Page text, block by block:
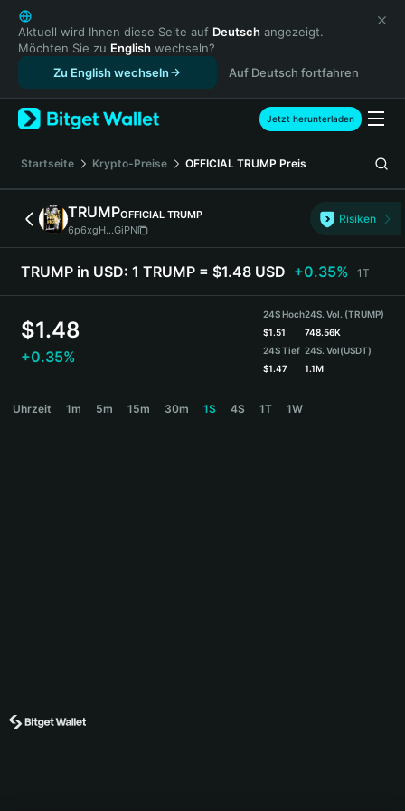
English
日本語
Tiếng Việt
Русский
Español (Latinoamérica)
Türkçe
Français
Deutsch
简体中文
繁體中文
Português (Portugal)
Bahasa Indonesia
ภาษาไทย
Español
Español (Argentina)
Aktuell wird Ihnen diese Seite auf Deutsch angezeigt.
Möchten Sie zu English wechseln?
Zu English wechseln
Auf Deutsch fortfahren
Jetzt herunterladen
Startseite Krypto-Preise OFFICIAL TRUMP Preis
TRUMPOFFICIAL TRUMP
6p6xgH...GiPN
Risiken
TRUMP in USD: 1 TRUMP = $1.48 USD +0.35% 1T
$1.48
+0.35%
24S Hoch
$1.51
24S Tief
$1.47
24S. Vol. (TRUMP)
748.56K
24S. Vol(USDT)
1.1M
Uhrzeit 1m 5m 15m 30m 1S 4S 1T 1W